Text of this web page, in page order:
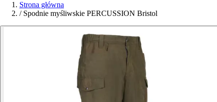
Strona główna
/ Spodnie myśliwskie PERCUSSION Bristol